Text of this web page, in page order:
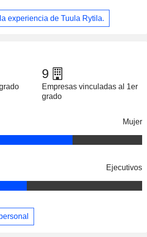
experiencia de Tuula Rytila.
9
Empresas vinculadas al 1er
grado
Mujer
Ejecutivos